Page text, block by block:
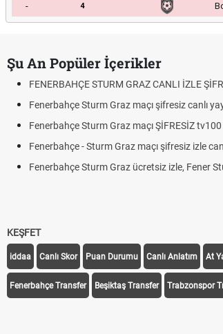
-
4
Şu An Popüler İçerikler
FENERBAHÇE STURM GRAZ CANLI İZLE
Fenerbahçe Sturm Graz maçı şifresiz canlı
Fenerbahçe Sturm Graz maçı ŞİFRESİZ
Fenerbahçe - Sturm Graz maçı şifresiz izle
Fenerbahçe Sturm Graz ücretsiz izle, Fener
KEŞFET
iddaa Canlı Skor Puan Durumu Canlı Anlatım At
Fenerbahçe Transfer Beşiktaş Transfer Trabzonspor